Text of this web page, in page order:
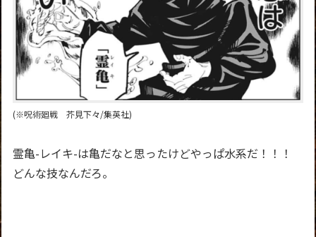
(※呪術廻戦 芥見下々/集英社)
霊亀-レイキ-は亀だなと思ったけどやっぱ水系だ！！！
どんな技なんだろ。